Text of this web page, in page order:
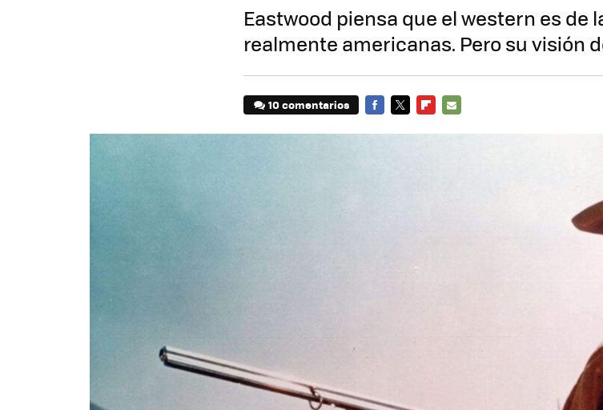
Eastwood piensa que el western es de
realmente americanas. Pero su visión
10 comentarios